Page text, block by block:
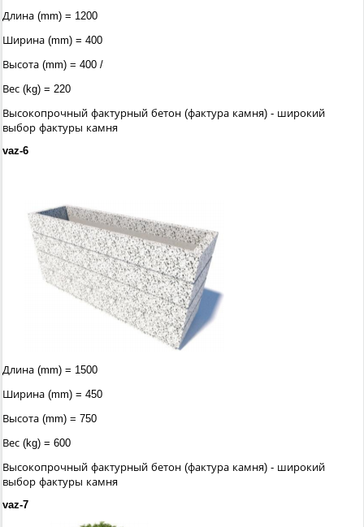
Длина (mm) = 1200
Ширина (mm) = 400
Высота (mm) = 400 /
Вес (kg) = 220
Высокопрочный фактурный бетон (фактура камня) - широкий
выбор фактуры камня
vaz-6
Длина (mm) = 1500
Ширина (mm) = 450
Высота (mm) = 750
Вес (kg) = 600
Высокопрочный фактурный бетон (фактура камня) - широкий
выбор фактуры камня
vaz-7